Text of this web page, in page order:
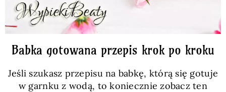
Babka gotowana przepis krok po kroku
Jeśli szukasz przepisu na babkę, którą się gotuje
w garnku z wodą, to koniecznie zobacz ten